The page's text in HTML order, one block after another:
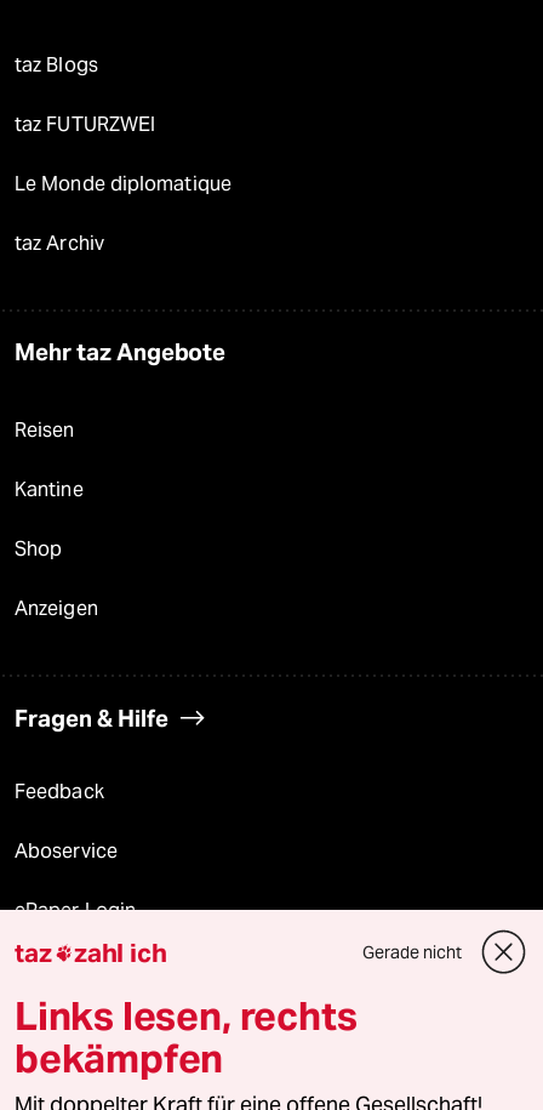
taz Blogs
taz FUTURZWEI
Le Monde diplomatique
taz Archiv
Mehr taz Angebote
Reisen
Kantine
Shop
Anzeigen
Fragen & Hilfe
Feedback
Aboservice
ePaper Login
Downloads für Abonnierende
© 2026 taz Verlags und Vertriebs GmbH
Alle Rechte vorbehalten. Bei rechtlichen Fragen oder für Genehmigungen
taz zahl ich Gerade nicht
Links lesen, rechts
bekämpfen